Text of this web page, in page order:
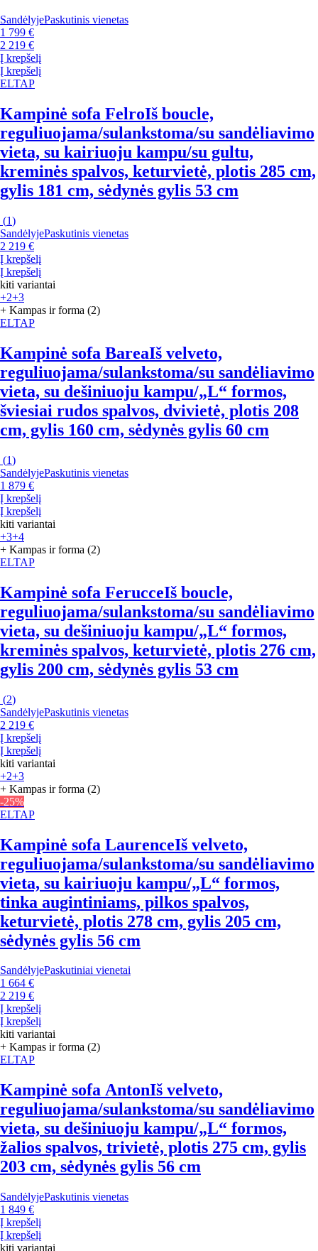
SandėlyjePaskutinis vienetas
1 799 €
2 219 €
Į krepšelį
Į krepšelį
ELTAP
Kampinė sofa FelroIš boucle,
reguliuojama/sulankstoma/su sandėliavimo
vieta, su kairiuoju kampu/su gultu,
kreminės spalvos, keturvietė, plotis 285 cm,
gylis 181 cm, sėdynės gylis 53 cm
(1)
SandėlyjePaskutinis vienetas
2 219 €
Į krepšelį
Į krepšelį
kiti variantai
+2+3
+ Kampas ir forma (2)
ELTAP
Kampinė sofa BareaIš velveto,
reguliuojama/sulankstoma/su sandėliavimo
vieta, su dešiniuoju kampu/„L“ formos,
šviesiai rudos spalvos, dvivietė, plotis 208
cm, gylis 160 cm, sėdynės gylis 60 cm
(1)
SandėlyjePaskutinis vienetas
1 879 €
Į krepšelį
Į krepšelį
kiti variantai
+3+4
+ Kampas ir forma (2)
ELTAP
Kampinė sofa FerucceIš boucle,
reguliuojama/sulankstoma/su sandėliavimo
vieta, su dešiniuoju kampu/„L“ formos,
kreminės spalvos, keturvietė, plotis 276 cm,
gylis 200 cm, sėdynės gylis 53 cm
(2)
SandėlyjePaskutinis vienetas
2 219 €
Į krepšelį
Į krepšelį
kiti variantai
+2+3
+ Kampas ir forma (2)
-25%
ELTAP
Kampinė sofa LaurenceIš velveto,
reguliuojama/sulankstoma/su sandėliavimo
vieta, su kairiuoju kampu/„L“ formos,
tinka augintiniams, pilkos spalvos,
keturvietė, plotis 278 cm, gylis 205 cm,
sėdynės gylis 56 cm
SandėlyjePaskutiniai vienetai
1 664 €
2 219 €
Į krepšelį
Į krepšelį
kiti variantai
+ Kampas ir forma (2)
ELTAP
Kampinė sofa AntonIš velveto,
reguliuojama/sulankstoma/su sandėliavimo
vieta, su dešiniuoju kampu/„L“ formos,
žalios spalvos, trivietė, plotis 275 cm, gylis
203 cm, sėdynės gylis 56 cm
SandėlyjePaskutinis vienetas
1 849 €
Į krepšelį
Į krepšelį
kiti variantai